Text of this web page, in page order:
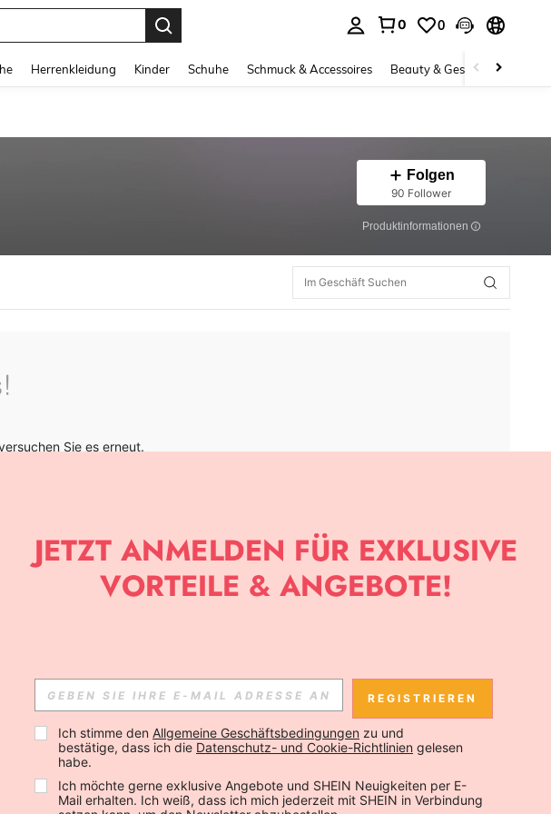
0 0
Herrenkleidung Kinder Schuhe Schmuck & Accessoires Beauty & Gesundheit
Folgen
90 Follower
Produktinformationen
Sie es erneut.
UNS AUF APP
DICH FÜR UNSEREN NEWSLETTER ANMELDEST, KANNST DU DIE NEUESTEN TRENDS VOR
ERFAHREN (DU KANNST DICH JEDERZEIT ABMELDEN).
Abonnieren
Abonnieren
Abonnieren
REGISTRIEREN
Ich stimme den Allgemeine Geschäftsbedingungen zu und
bestätige, dass ich die Datenschutz- und Cookie-Richtlinien gelesen
habe.
Ich möchte gerne exklusive Angebote und SHEIN Neuigkeiten per E-
Mail erhalten. Ich weiß, dass ich mich jederzeit mit SHEIN in Verbindung